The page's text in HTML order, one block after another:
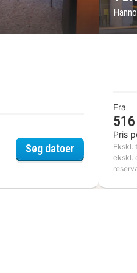
Søg datoerHotel
Fra
Pris
Ekskl.
ekskl.